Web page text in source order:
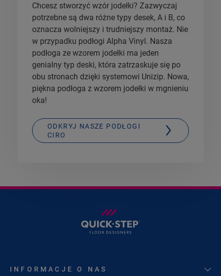
Chcesz stworzyć wzór jodełki? Zazwyczaj
potrzebne są dwa różne typy desek, A i B, co
oznacza wolniejszy i trudniejszy montaż. Nie
w przypadku podłogi Alpha Vinyl. Nasza
podłoga ze wzorem jodełki ma jeden
genialny typ deski, która zatrzaskuje się po
obu stronach dzięki systemowi Unizip. Nowa,
piękna podłoga z wzorem jodełki w mgnieniu
oka!
ODKRYJ NASZE PODŁOGI
CIRO
INFORMACJE O NAS